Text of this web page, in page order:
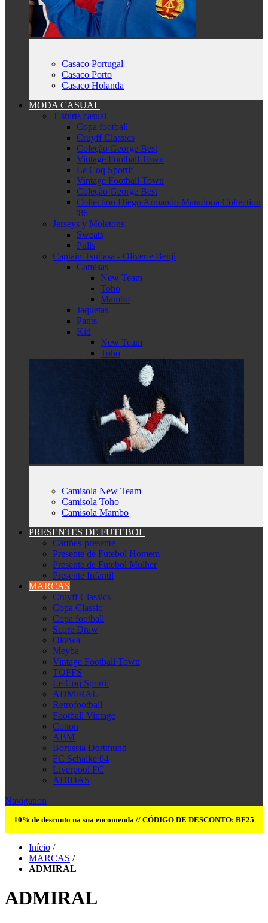
Casaco Portugal
Casaco Porto
Casaco Holanda
MODA CASUAL
T-shirts casual
Copa football
Cruyff Classics
Coleção George Best
Vintage Football Town
Le Coq Sportif
Vintage Football Town
Coleção George Best
Collection Diego Armando Maradona Collection
'86
Jerseys y Moletons
Sweats
Pulls
Captain Tsubasa - Oliver e Benji
Camisas
New Team
Toho
Mambo
Jaquetas
Pants
Kid
New Team
Toho
Camisola New Team
Camisola Toho
Camisola Mambo
PRESENTES DE FUTEBOL
Cartões-presente
Presente de Futebol Homem
Presente de Futebol Mulher
Presente Infantil
MARCAS
Cruyff Classics
Copa Classic
Copa football
Score Draw
Okawa
Meyba
Vintage Football Town
TOFFS
Le Coq Sportif
ADMIRAL
Retrofootball
Football Vintage
Cotton
ABM
Borussia Dortmund
FC Schalke 04
Liverpool FC
ADIDAS
Navigation
10% de desconto na sua encomenda // CÓDIGO DE DESCONTO: BF25
Início /
MARCAS /
ADMIRAL
ADMIRAL